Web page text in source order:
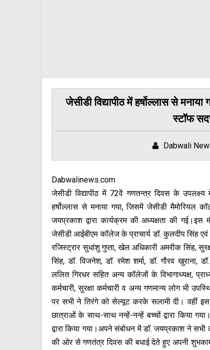
जेसीडी विद्यापीठ में हर्षोल्लास से
स्टॉफ
Dabwali
Dabwalinews.com
जेसीडी विद्यापीठ में 72वें गणतन्त्र दिवस के
हर्षोल्लास से मनाया गया, जिसमें जेसीडी मैमोरियल
जयप्रकाश द्वारा कार्यक्रम की अध्यक्षता की
जेसीडी आईबीएम कॉलेज के प्राचार्य डॉ. कुलदीप सिंह एवं
रजिस्ट्रार सुधांशु गुप्ता, खेल अधिकारी अमरीक सिंह,
सिंह, डॉ. विजनेश, डॉ. रमेश शर्मा, डॉ. गौरव खुराना,
ललित गिरधर सहित अन्य कॉलेजों के विभागाध्यक्ष,
कर्मचारी, सुरक्षा कर्मचारी व अन्य गणमान्य लोग भी
पर सभी ने तिरंगे को सेल्यूट करके सलामी दी। वहीं इस
छात्राओं के साथ-साथ नन्हें-नन्हें बच्चों द्वारा किया
द्वारा किया गया।अपने संबोधन में डॉ. जयप्रकाश ने सभी
की ओर से गणतंत्र दिवस की बधाई देते हुए अपनी